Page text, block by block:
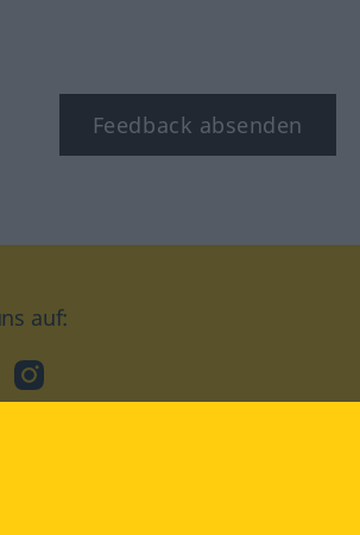
Feedback absenden
auf:
Instagram